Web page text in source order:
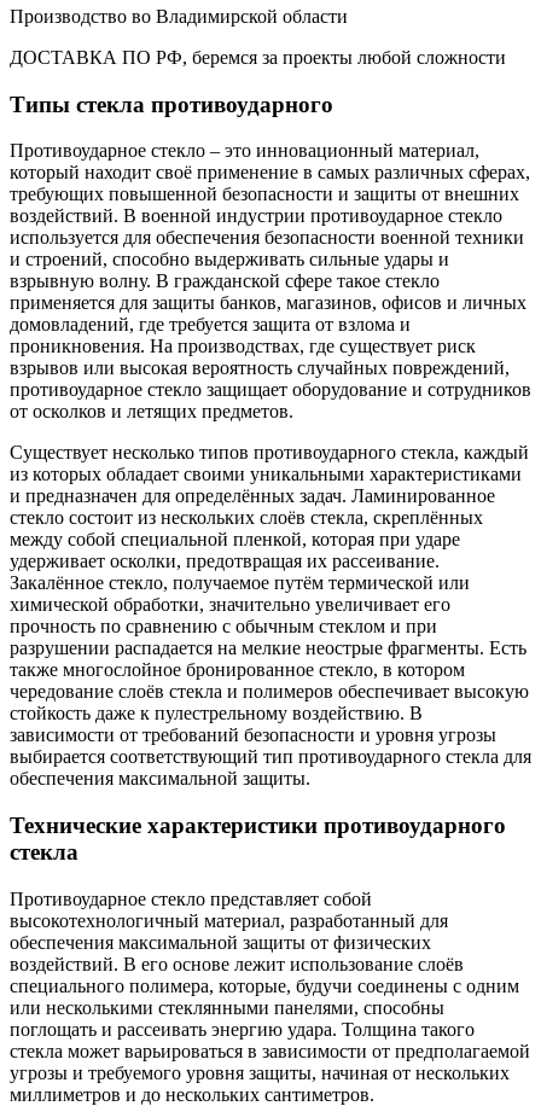
Производство во Владимирской области
ДОСТАВКА ПО РФ, беремся за проекты любой сложности
Типы стекла противоударного
Противоударное стекло – это инновационный материал,
который находит своё применение в самых различных сферах,
требующих повышенной безопасности и защиты от внешних
воздействий. В военной индустрии противоударное стекло
используется для обеспечения безопасности военной техники
и строений, способно выдерживать сильные удары и
взрывную волну. В гражданской сфере такое стекло
применяется для защиты банков, магазинов, офисов и личных
домовладений, где требуется защита от взлома и
проникновения. На производствах, где существует риск
взрывов или высокая вероятность случайных повреждений,
противоударное стекло защищает оборудование и сотрудников
от осколков и летящих предметов.
Существует несколько типов противоударного стекла, каждый
из которых обладает своими уникальными характеристиками
и предназначен для определённых задач. Ламинированное
стекло состоит из нескольких слоёв стекла, скреплённых
между собой специальной пленкой, которая при ударе
удерживает осколки, предотвращая их рассеивание.
Закалённое стекло, получаемое путём термической или
химической обработки, значительно увеличивает его
прочность по сравнению с обычным стеклом и при
разрушении распадается на мелкие неострые фрагменты. Есть
также многослойное бронированное стекло, в котором
чередование слоёв стекла и полимеров обеспечивает высокую
стойкость даже к пулестрельному воздействию. В
зависимости от требований безопасности и уровня угрозы
выбирается соответствующий тип противоударного стекла для
обеспечения максимальной защиты.
Технические характеристики противоударного
стекла
Противоударное стекло представляет собой
высокотехнологичный материал, разработанный для
обеспечения максимальной защиты от физических
воздействий. В его основе лежит использование слоёв
специального полимера, которые, будучи соединены с одним
или несколькими стеклянными панелями, способны
поглощать и рассеивать энергию удара. Толщина такого
стекла может варьироваться в зависимости от предполагаемой
угрозы и требуемого уровня защиты, начиная от нескольких
миллиметров и до нескольких сантиметров.